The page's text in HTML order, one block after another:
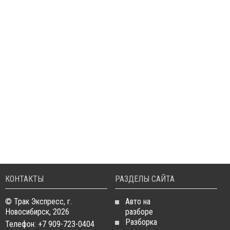
КОНТАКТЫ
© Трак Экспресс, г.
Новосибирск, 2026
Телефон: +7 909-723-0404
РАЗДЕЛЫ САЙТА
Авто на
разборе
Разборка